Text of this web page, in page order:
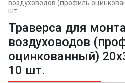
воздуховодов (профиль
шт.
Траверса для
воздуховодов
оцинкованный)
10 шт.